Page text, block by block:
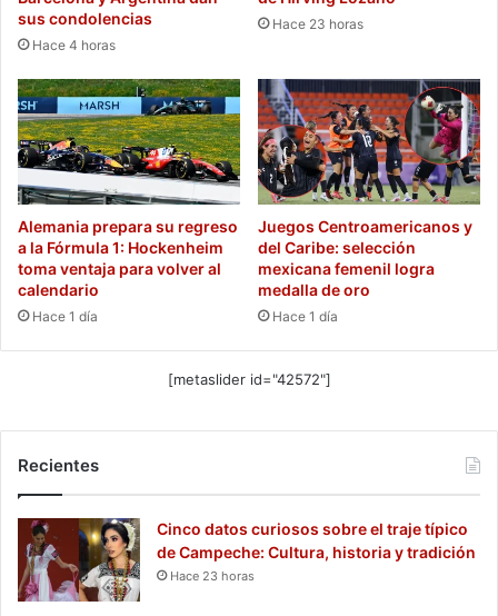
sus condolencias
Hace 4 horas
Hace 23 horas
Alemania prepara su regreso
a la Fórmula 1: Hockenheim
toma ventaja para volver al
calendario
Hace 1 día
Juegos Centroamericanos y
del Caribe: selección
mexicana femenil logra
medalla de oro
Hace 1 día
[metaslider id="42572"]
Recientes
Cinco datos curiosos sobre el traje típico
de Campeche: Cultura, historia y tradición
Hace 23 horas